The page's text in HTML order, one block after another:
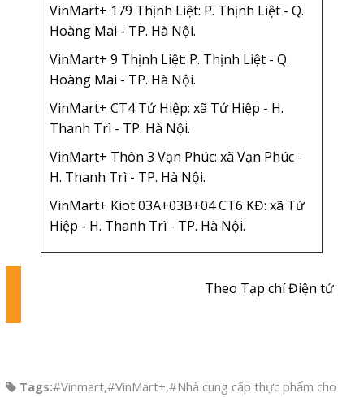
VinMart+ 179 Thịnh Liệt: P. Thịnh Liệt - Q.
Hoàng Mai - TP. Hà Nội.
VinMart+ 9 Thịnh Liệt: P. Thịnh Liệt - Q.
Hoàng Mai - TP. Hà Nội.
VinMart+ CT4 Tứ Hiệp: xã Tứ Hiệp - H.
Thanh Trì - TP. Hà Nội.
VinMart+ Thôn 3 Vạn Phúc: xã Vạn Phúc -
H. Thanh Trì - TP. Hà Nội.
VinMart+ Kiot 03A+03B+04 CT6 KĐ: xã Tứ
Hiệp - H. Thanh Trì - TP. Hà Nội.
Theo Tạp chí Điện tử
Tags:#Vinmart,#VinMart+,#Nhà cung cấp thực phẩm cho